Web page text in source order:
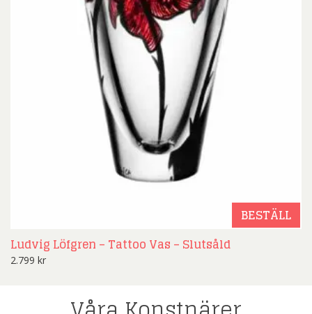
BESTÄLL
Ludvig Löfgren – Tattoo Vas – Slutsåld
2.799 kr